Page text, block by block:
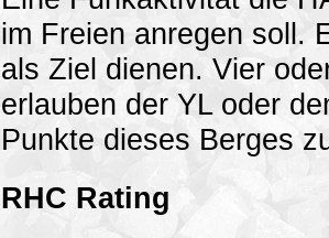
im Freien anregen soll.
als Ziel dienen. Vier
erlauben der YL oder
Punkte dieses Berges
RHC Rating